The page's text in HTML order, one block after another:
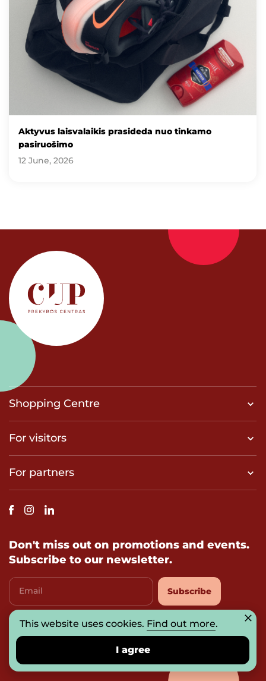
Aktyvus laisvalaikis prasideda nuo tinkamo
pasiruošimo
12 June, 2026
Shopping Centre
For visitors
For partners
Don't miss out on promotions and events.
Subscribe to our newsletter.
Email
I agree withprivacy-policy
Subscribe
© 2026 UAB „Prosperitas Baltica“
This website uses cookies. Find out more.
I agree